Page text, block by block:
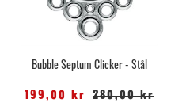
Bubble Septum Clicker - Stål
199,00 kr 280,00 kr